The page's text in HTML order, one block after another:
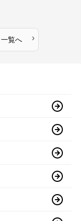
一覧へ ›